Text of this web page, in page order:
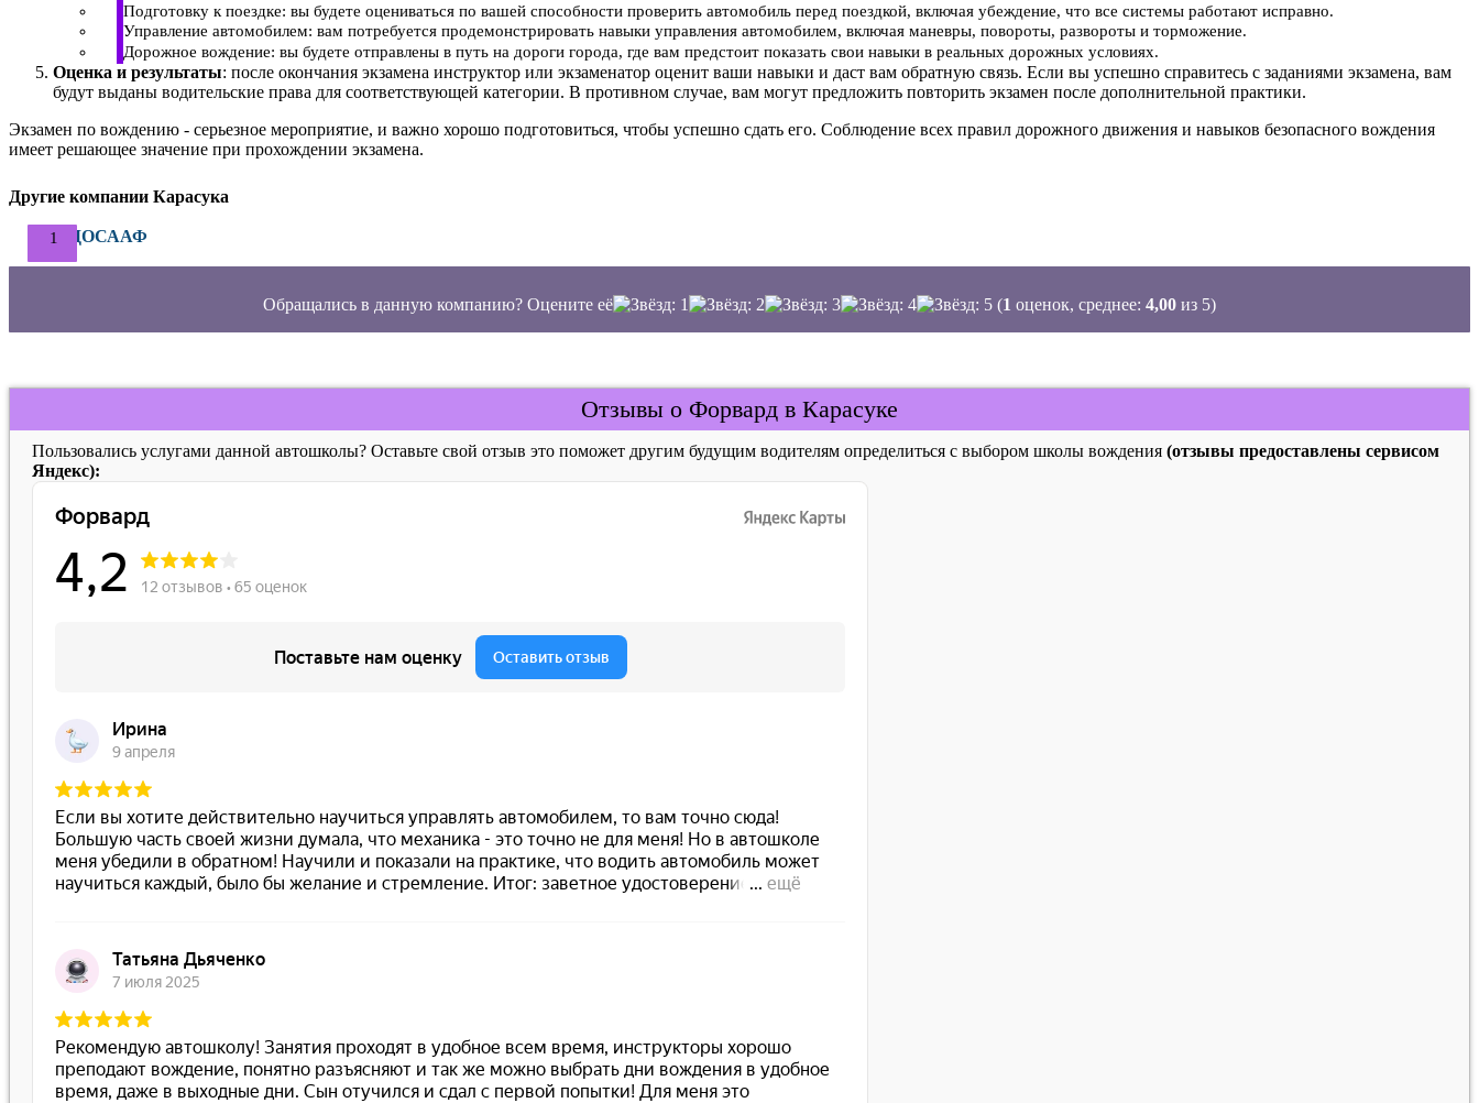
Подготовку к поездке: вы будете оцениваться по вашей способности проверить автомобиль перед поездкой, включая убеждение, что все системы работают исправно.
Управление автомобилем: вам потребуется продемонстрировать навыки управления автомобилем, включая маневры, повороты, развороты и торможение.
Дорожное вождение: вы будете отправлены в путь на дороги города, где вам предстоит показать свои навыки в реальных дорожных условиях.
Оценка и результаты: после окончания экзамена инструктор или экзаменатор оценит ваши навыки и даст вам обратную связь. Если вы успешно справитесь с заданиями экзамена, вам
будут выданы водительские права для соответствующей категории. В противном случае, вам могут предложить повторить экзамен после дополнительной практики.
Экзамен по вождению - серьезное мероприятие, и важно хорошо подготовиться, чтобы успешно сдать его. Соблюдение всех правил дорожного движения и навыков безопасного вождения
имеет решающее значение при прохождении экзамена.
Другие компании Карасука
ДОСААФ
Обращались в данную компанию? Оцените её (1 оценок, среднее: 4,00 из 5)
Отзывы о Форвард в Карасуке
Пользовались услугами данной автошколы? Оставьте свой отзыв это поможет другим будущим водителям определиться с выбором школы вождения (отзывы предоставлены сервисом
Яндекс):